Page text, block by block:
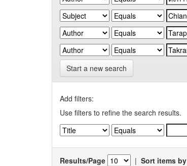
Start a new search
Add filters:
Use filters to refine the search results.
Results/Page | Sort items by